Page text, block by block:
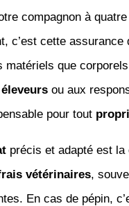
compagnon à
c’est cette
que
éleveursou aux
pour tout
précis et adapté est la
vétérinaires,
En cas de pépin,